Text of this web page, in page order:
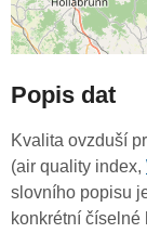
Popis dat
Kvalita ovzduší
(air quality index,
slovního popisu
konkrétní číselné